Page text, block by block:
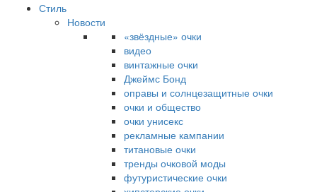
Стиль
Новости
«звёздные» очки
видео
винтажные очки
Джеймс Бонд
оправы и солнцезащитные очки
очки и общество
очки унисекс
рекламные кампании
титановые очки
тренды очковой моды
футуристические очки